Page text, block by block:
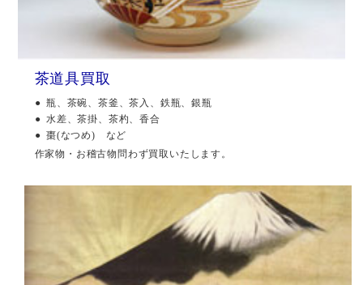
茶道具買取
瓶、茶碗、茶釜、茶入、鉄瓶、銀瓶
水差、茶掛、茶杓、香合
棗(なつめ) など
作家物・お稽古物問わず買取いたします。